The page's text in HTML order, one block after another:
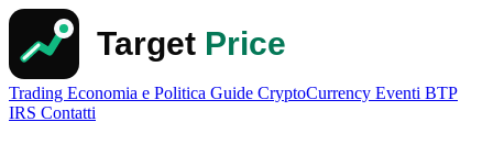
Trading Economia e Politica Guide CryptoCurrency Eventi BTP
IRS Contatti